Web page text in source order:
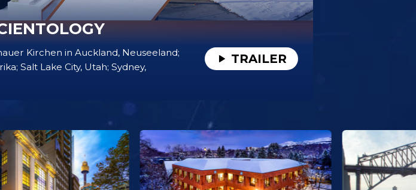
Kirchen in Auckland, Neuseeland;
Salt Lake City, Utah; Sydney,
TRAILER